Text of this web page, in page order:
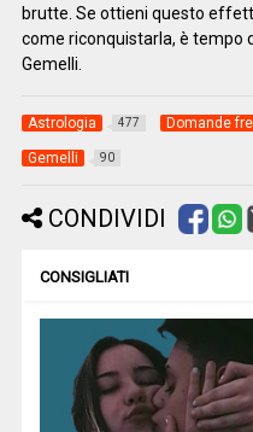
brutte. Se ottieni questo
come riconquistarla, è tempo
Gemelli.
Astrologia 477 Domande
Gemelli 90
CONDIVIDI
CONSIGLIATI